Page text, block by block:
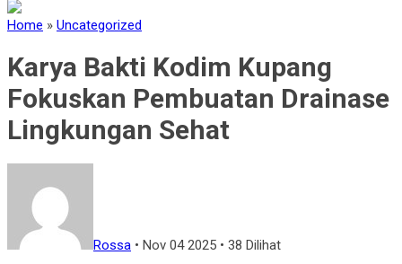
Home » Uncategorized
Karya Bakti Kodim Kupang
Fokuskan Pembuatan Drainase
Lingkungan Sehat
Rossa • Nov 04 2025 • 38 Dilihat